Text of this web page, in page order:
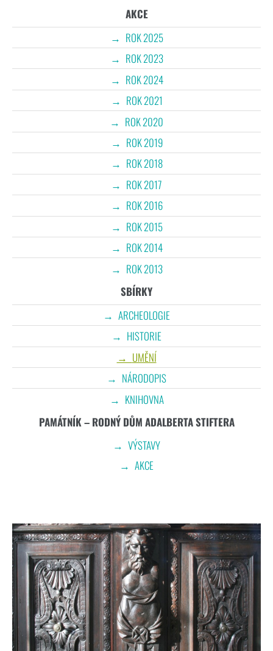
AKCE
ROK 2025
ROK 2023
ROK 2024
ROK 2021
ROK 2020
ROK 2019
ROK 2018
ROK 2017
ROK 2016
ROK 2015
ROK 2014
ROK 2013
SBÍRKY
ARCHEOLOGIE
HISTORIE
UMĚNÍ
NÁRODOPIS
KNIHOVNA
PAMÁTNÍK – RODNÝ DŮM ADALBERTA STIFTERA
VÝSTAVY
AKCE